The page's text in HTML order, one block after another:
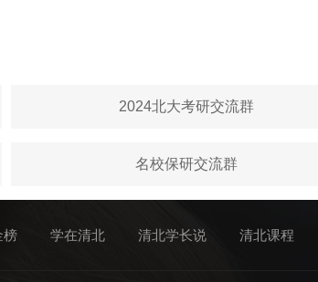
2024北大考研交流群
名校保研交流群
榜 学在清北 清北学长说 清北课程